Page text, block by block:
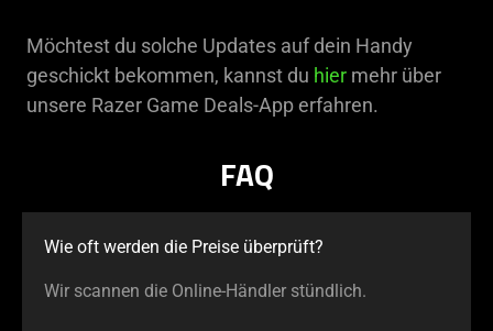
Möchtest du solche Updates auf dein Handy
geschickt bekommen, kannst du hier mehr über
unsere Razer Game Deals-App erfahren.
FAQ
Wie oft werden die Preise überprüft?
Wir scannen die Online-Händler stündlich.